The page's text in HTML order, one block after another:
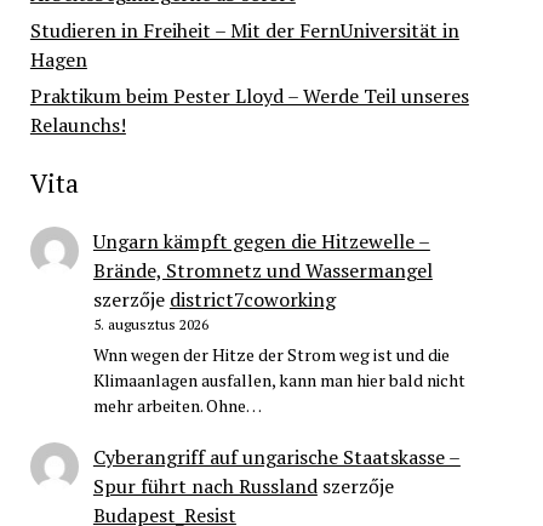
Studieren in Freiheit – Mit der FernUniversität in
Hagen
Praktikum beim Pester Lloyd – Werde Teil unseres
Relaunchs!
Vita
Ungarn kämpft gegen die Hitzewelle –
Brände, Stromnetz und Wassermangel
szerzője district7coworking
5. augusztus 2026
Wnn wegen der Hitze der Strom weg ist und die
Klimaanlagen ausfallen, kann man hier bald nicht
mehr arbeiten. Ohne…
Cyberangriff auf ungarische Staatskasse –
Spur führt nach Russlandszerzője
Budapest_Resist